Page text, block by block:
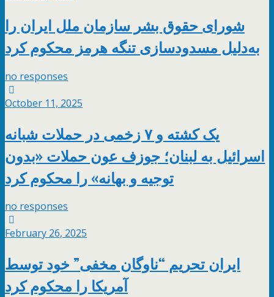
شورای حقوق بشر سازمان ملل ایران را
به‌دلیل مسدودسازی تنگه هرمز محکوم کرد
no responses
October 11, 2025
یک کشته و ۷ زخمی در حملات شبانه
اسرائیل به لبنان؛ جوزف عون حملات «بدون
توجیه و بهانه» را محکوم کرد
no responses
February 26, 2025
ایران تحریم “ناوگان مخفی” خود توسط
آمریکا را محکوم کرد